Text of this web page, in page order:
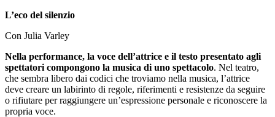
L’eco del silenzio
Con Julia Varley
Nella performance, la voce dell’attrice e il testo presentato agli
spettatori compongono la musica di uno spettacolo. Nel teatro,
che sembra libero dai codici che troviamo nella musica, l’attrice
deve creare un labirinto di regole, riferimenti e resistenze da seguire
o rifiutare per raggiungere un’espressione personale e riconoscere la
propria voce.